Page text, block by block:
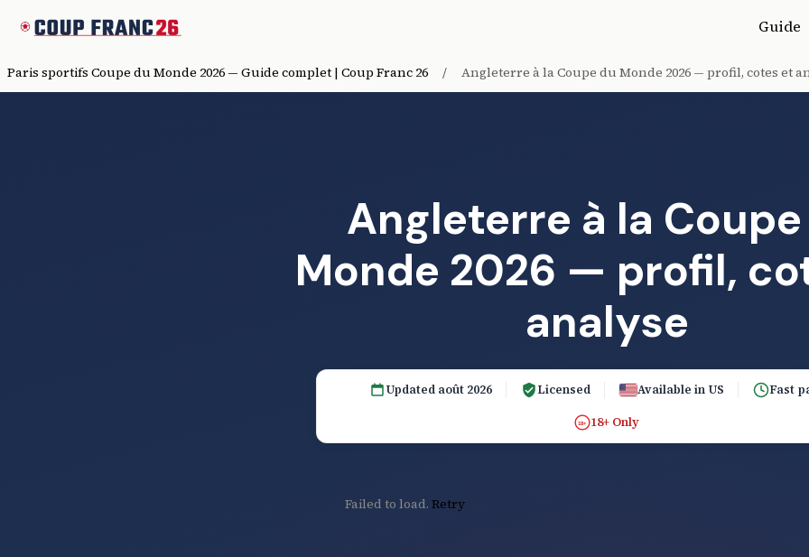
Guide
Paris sportifs Coupe du Monde 2026 — Guide complet | Coup Franc 26 / Angleterre à la Coupe du Monde 2026 — profil, cotes et
Angleterre à la
Monde 2026 — profil,
analyse
Updated août 2026 Licensed Available in US Fast
18+ 18+ Only
Failed to load. Retry